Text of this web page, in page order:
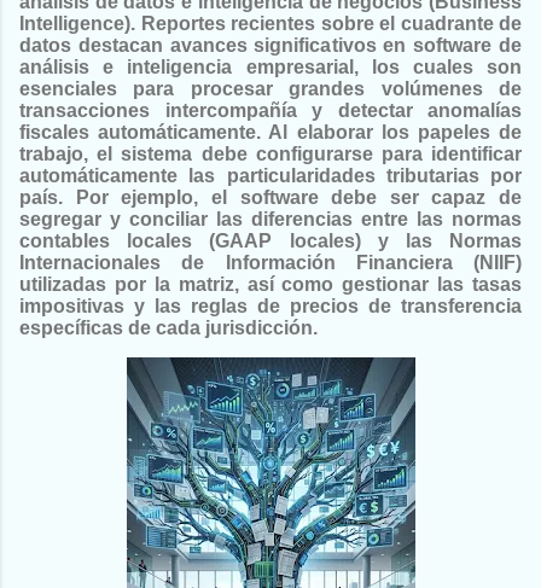
Intelligence). Reportes recientes sobre el cuadrante de
datos destacan avances significativos en software de
análisis e inteligencia empresarial, los cuales son
esenciales para procesar grandes volúmenes de
transacciones intercompañía y detectar anomalías
fiscales automáticamente. Al elaborar los papeles de
trabajo, el sistema debe configurarse para identificar
automáticamente las particularidades tributarias por
país. Por ejemplo, el software debe ser capaz de
segregar y conciliar las diferencias entre las normas
contables locales (GAAP locales) y las Normas
Internacionales de Información Financiera (NIIF)
utilizadas por la matriz, así como gestionar las tasas
impositivas y las reglas de precios de transferencia
específicas de cada jurisdicción.